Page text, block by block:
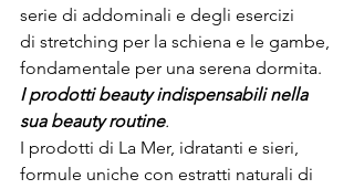
serie di addominali e degli esercizi
di stretching per la schiena e le gambe,
fondamentale per una serena dormita.
I prodotti beauty indispensabili nella
sua beauty routine.
I prodotti di La Mer, idratanti e sieri,
formule uniche con estratti naturali di